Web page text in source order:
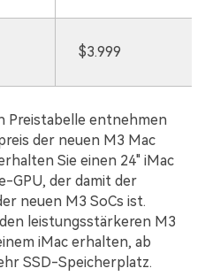
$3.999
Preistabelle entnehmen
der neuen M3 Mac
Sie einen 24" iMac
GPU, der damit der
neuen M3 SoCs ist.
leistungsstärkeren M3
iMac erhalten, ab
SSD-Speicherplatz.